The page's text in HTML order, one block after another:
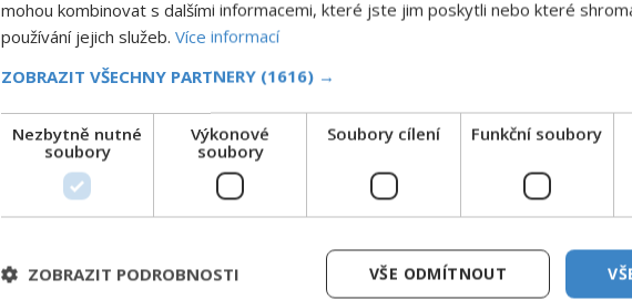
mohou kombinovat s dalšími informacemi, které jste jim poskytli nebo které
používání jejich služeb. Více informací
ZOBRAZIT VŠECHNY PARTNERY (1616) →
Nezbytně nutné
soubory
Výkonové
soubory
Soubory cílení Funkční soubory
VŠE ODMÍTNOUT
ZOBRAZIT PODROBNOSTI